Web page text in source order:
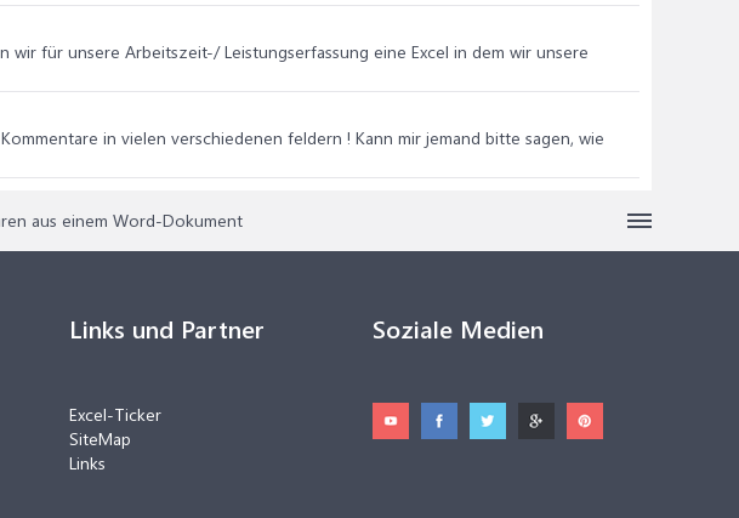
wir für unsere Arbeitszeit-/ Leistungserfassung eine Excel in dem wir unsere
in vielen verschiedenen feldern ! Kann mir jemand bitte sagen, wie
aus einem Word-Dokument
Links und Partner
Excel-Ticker
SiteMap
Links
Soziale Medien